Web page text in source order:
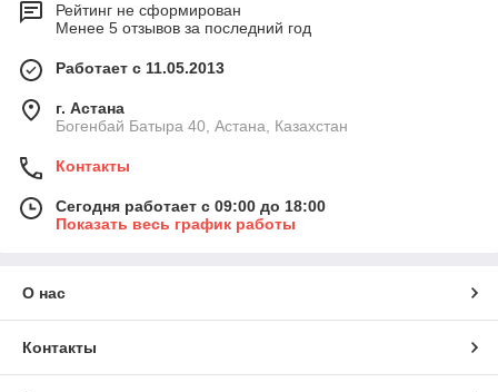
Рейтинг не сформирован
Менее 5 отзывов за последний год
Работает с 11.05.2013
г. Астана
Богенбай Батыра 40, Астана, Казахстан
Контакты
Сегодня работает с 09:00 до 18:00
Показать весь график работы
О нас
Контакты